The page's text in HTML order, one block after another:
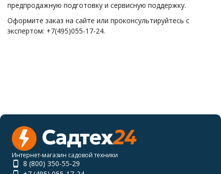
предпродажную подготовку и сервисную поддержку.
Оформите заказ на сайте или проконсультируйтесь с
экспертом: +7(495)055-17-24.
Интернет-магазин садовой техники
8 (800) 350-55-29